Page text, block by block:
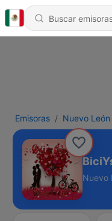
Emisoras Nuevo León
Nuevo